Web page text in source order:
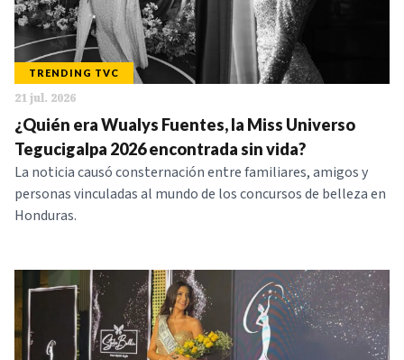
TRENDING TVC
21 jul. 2026
¿Quién era Wualys Fuentes, la Miss Universo
Tegucigalpa 2026 encontrada sin vida?
La noticia causó consternación entre familiares, amigos y
personas vinculadas al mundo de los concursos de belleza en
Honduras.